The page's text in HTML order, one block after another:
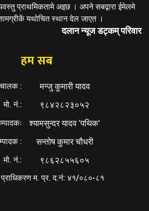
प्राथमिकतामे अइछ । अपने सबद्वारा ईमेलमे
यथोचित स्थान देल जाएत ।
दलान न्यूज डट्कम् परिवार
हम सब
: मन्जु कुमारी यादव
मो. नं.: ९८४२८२३०५२
श्यामसुन्दर यादव ‘पथिक’
: सन्तोष कुमार चौधरी
मो. नं.: ९८६२८५५६०५
म. प्र. द.नं: ४१/०८०-८१